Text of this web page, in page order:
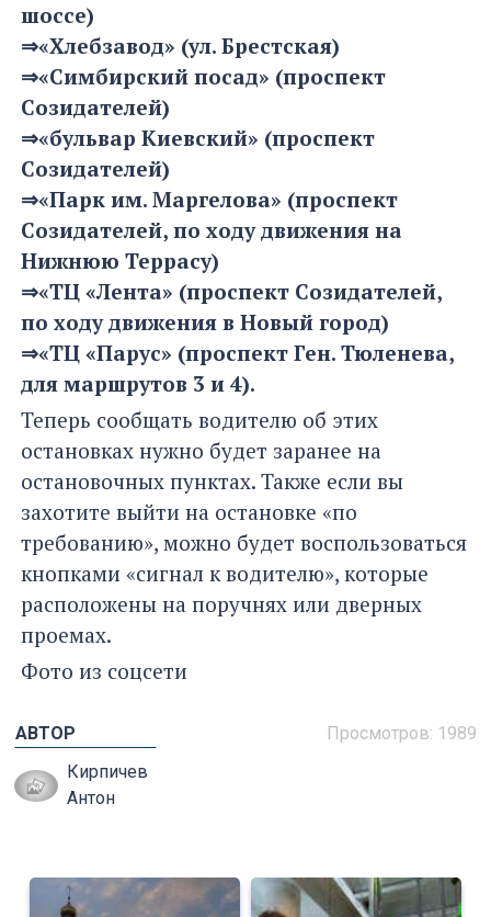
шоссе)
⇒«Хлебзавод» (ул. Брестская)
⇒«Симбирский посад» (проспект
Созидателей)
⇒«бульвар Киевский» (проспект
Созидателей)
⇒«Парк им. Маргелова» (проспект
Созидателей, по ходу движения на
Нижнюю Террасу)
⇒«ТЦ «Лента» (проспект Созидателей,
по ходу движения в Новый город)
⇒«ТЦ «Парус» (проспект Ген. Тюленева,
для маршрутов 3 и 4).
Теперь сообщать водителю об этих
остановках нужно будет заранее на
остановочных пунктах. Также если вы
захотите выйти на остановке «по
требованию», можно будет воспользоваться
кнопками «сигнал к водителю», которые
расположены на поручнях или дверных
проемах.
Фото из соцсети
Просмотров: 1989
АВТОР
Кирпичев
Антон